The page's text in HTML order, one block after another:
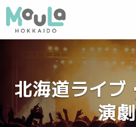
北海道ライブ
演